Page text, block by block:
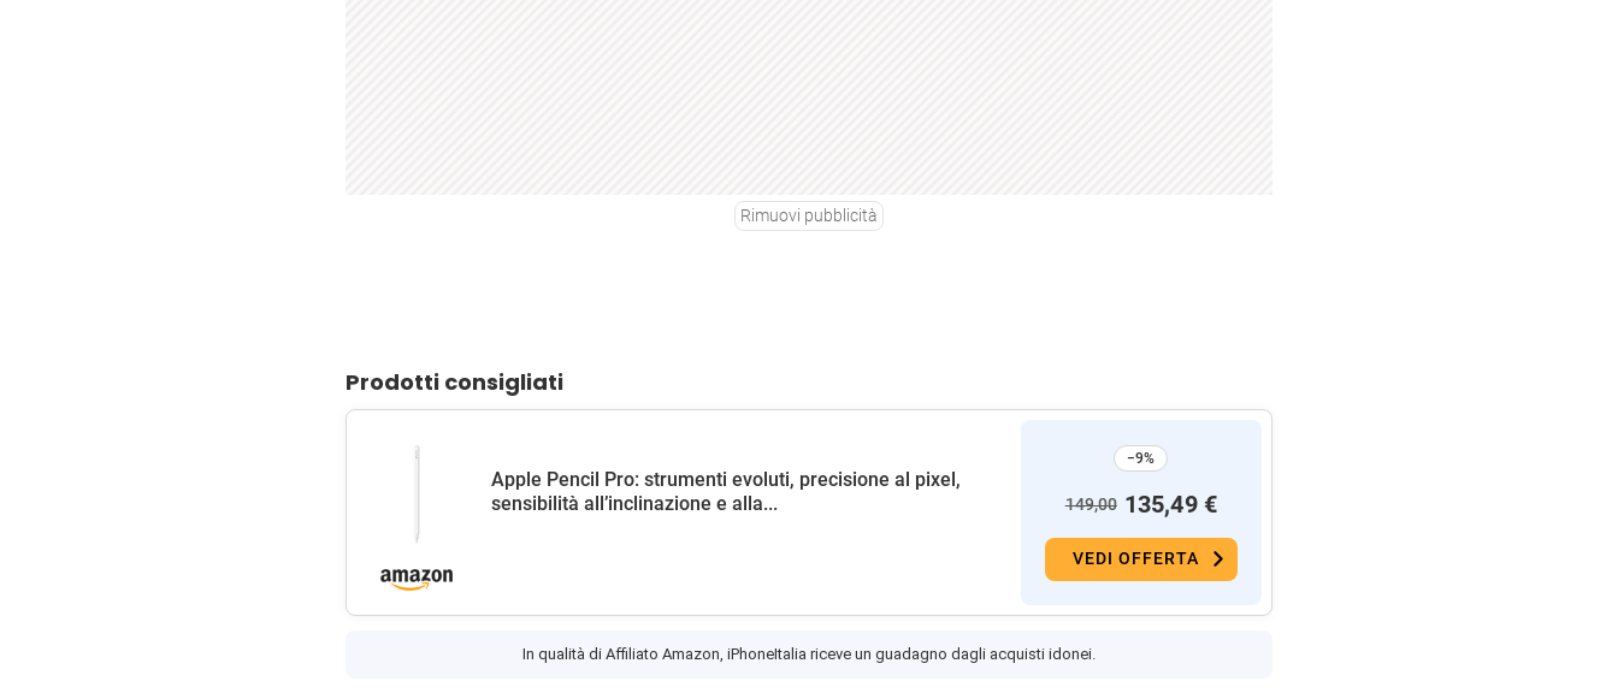
Rimuovi pubblicità
Prodotti consigliati
Apple Pencil Pro: strumenti evoluti, precisione al pixel,
sensibilità all’inclinazione e alla...
−9%
149,00 135,49 €
VEDI OFFERTA
In qualità di Affiliato Amazon, iPhoneItalia riceve un guadagno dagli acquisti idonei.